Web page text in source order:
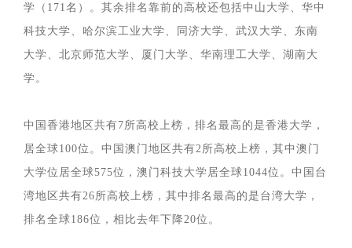
学（171名）。其余排名靠前的高校还包括中山大学、华中
科技大学、哈尔滨工业大学、同济大学、武汉大学、东南
大学、北京师范大学、厦门大学、华南理工大学、湖南大
学。
中国香港地区共有7所高校上榜，排名最高的是香港大学，
居全球100位。中国澳门地区共有2所高校上榜，其中澳门
大学位居全球575位，澳门科技大学居全球1044位。中国台
湾地区共有26所高校上榜，其中排名最高的是台湾大学，
排名全球186位，相比去年下降20位。